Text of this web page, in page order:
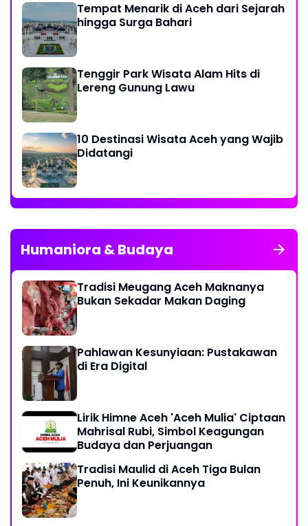
Tempat Menarik di Aceh dari Sejarah
hingga Surga Bahari
Tenggir Park Wisata Alam Hits di
Lereng Gunung Lawu
10 Destinasi Wisata Aceh yang Wajib
Didatangi
Humaniora & Budaya
Tradisi Meugang Aceh Maknanya
Bukan Sekadar Makan Daging
Pahlawan Kesunyiaan: Pustakawan
di Era Digital
Lirik Himne Aceh 'Aceh Mulia' Ciptaan
Mahrisal Rubi, Simbol Keagungan
Budaya dan Perjuangan
Tradisi Maulid di Aceh Tiga Bulan
Penuh, Ini Keunikannya